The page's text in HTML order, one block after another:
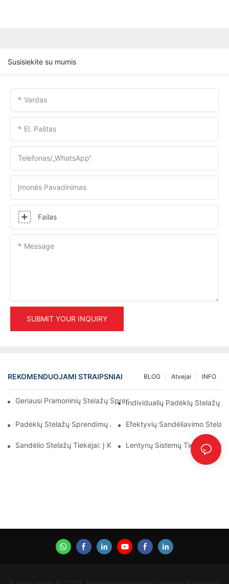
Susisiekite su mumis
Vardas
El. Paštas
Telefonas/„WhatsApp“
Įmonės Pavadinimas
Failas
Message
SUBMIT YOUR INQUIRY
REKOMENDUOJAMI STRAIPSNIAI INFO
Atvejai
BLOG
Geriausi Pramoninių Stelažų Sprendimai Efektyviam Sandėlio
Individualių Padėklų Stelažų
Padėklų Stelažų Sprendimų Ateitis: Tendencijos Ir Inovacijos
Efektyvių Sandėliavimo
Sandėlio Stelažų Tiekėjai: Į Ką Atkreipti Dėmesį
Lentynų Sistemų Tiekėjas: